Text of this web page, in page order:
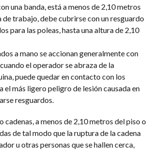
una banda, está a menos de 2,10 metros
trabajo, debe cubrirse con un resguardo
para las poleas, hasta una altura de 2,10
a mano se accionan generalmente con
el operador se abraza de la
puede quedar en contacto con los
el más ligero peligro de lesión causada en
resguardos.
cadenas, a menos de 2,10 metros del piso o
de tal modo que la ruptura de la cadena
u otras personas que se hallen cerca,